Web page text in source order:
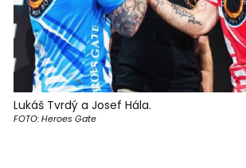
Lukáš Tvrdý a Josef Hála.
FOTO: Heroes Gate